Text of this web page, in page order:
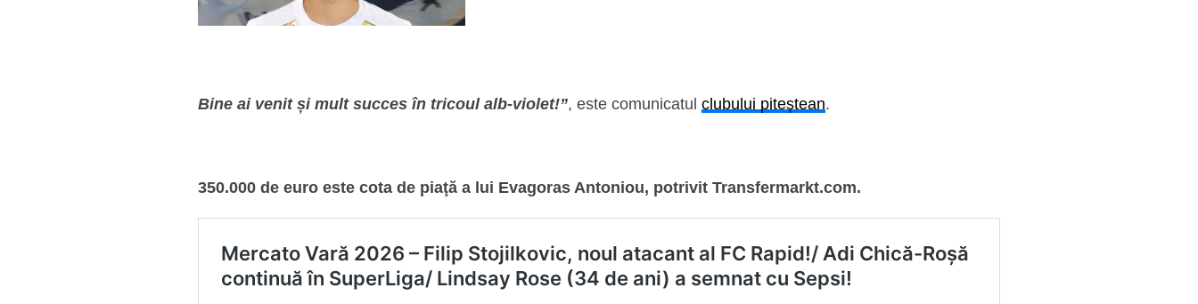
Bine ai venit și mult succes în tricoul alb-violet!”, este comunicatul clubului piteștean.
350.000 de euro este cota de piaţă a lui Evagoras Antoniou, potrivit Transfermarkt.com.